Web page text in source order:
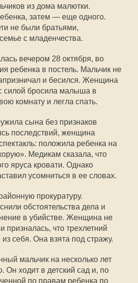
из дома малютки.
затем — еще одного.
не были братьями,
с младенчества.
вечером 28 октября, во
ребенка в постель. Мальчик не
и бесился. Женщина
силой бросила малыша в
комнату и легла спать.
сына без признаков
последствий, женщина
положила ребенка на
Медикам сказала, что
яруса кровати. Однако
усомниться в ее словах.
прокуратуру.
обстоятельства дела и
в убийстве. Женщина не
призналась, что трехлетний
себя. Она взята под стражу.
мальчик на несколько лет
Он ходит в детский сад и, по
по правам ребенка по